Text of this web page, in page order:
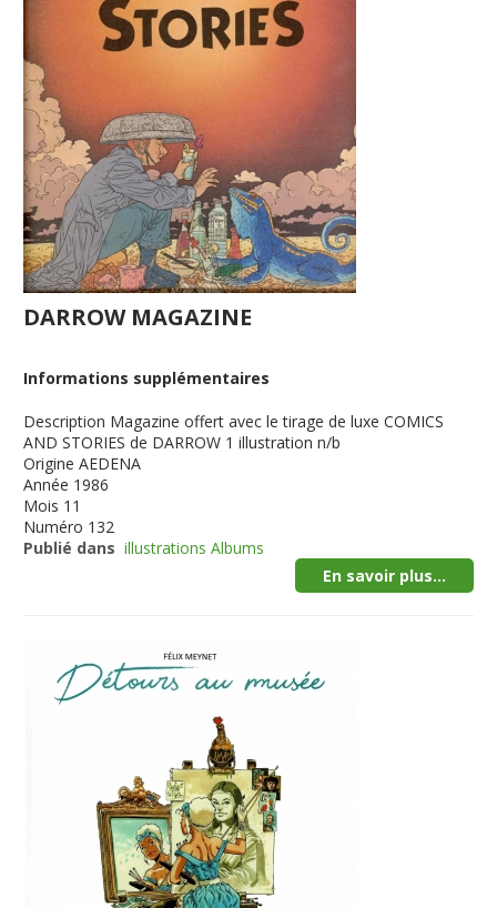
DARROW MAGAZINE
Informations supplémentaires
Description Magazine offert avec le tirage de luxe COMICS
AND STORIES de DARROW 1 illustration n/b
Origine AEDENA
Année 1986
Mois 11
Numéro 132
Publié dans illustrations Albums
En savoir plus...